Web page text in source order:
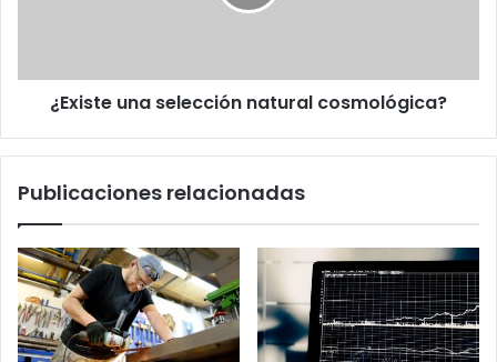
¿Existe una selección natural cosmológica?
Publicaciones relacionadas